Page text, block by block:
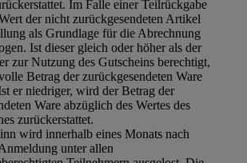
Im Falle einer Teilrückgabe
der nicht zurückgesendeten Artikel
als Grundlage für die Abrechnung
Ist dieser gleich oder höher als der
zur Nutzung des Gutscheins berechtigt,
Betrag der zurückgesendeten Ware
er niedriger, wird der Betrag der
Ware abzüglich des Wertes des
zurückerstattet.
wird innerhalb eines Monats nach
unter allen